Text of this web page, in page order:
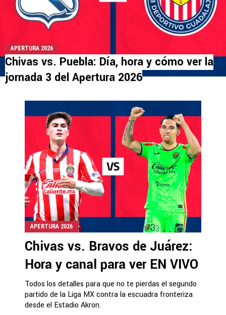
APERTURA 2026
Chivas vs. Puebla: Día, hora y cómo ver la
jornada 3 del Apertura 2026
APERTURA 2026
Chivas vs. Bravos de Juárez:
Hora y canal para ver EN VIVO
Todos los detalles para que no te pierdas el segundo
partido de la Liga MX contra la escuadra fronteriza
desde el Estadio Akron.